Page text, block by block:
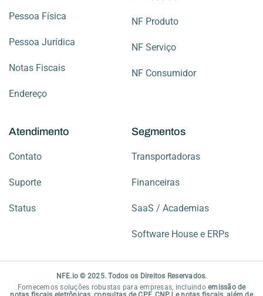
Pessoa Física
Pessoa Jurídica
Notas Fiscais
Endereço
NF Produto
NF Serviço
NF Consumidor
Atendimento
Contato
Suporte
Status
Segmentos
Transportadoras
Financeiras
SaaS / Academias
Software House e ERPs
NFE.io © 2025. Todos os Direitos Reservados.
Fornecemos soluções robustas para empresas, incluindo emissão de